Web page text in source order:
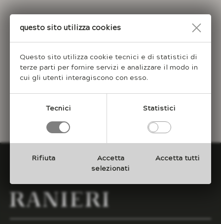
core tables
void tables
root planters
Chiedi un preventivo
nome
Questo sito utilizza cookies
Questo sito utilizza cookie tecnici e di statistici di
terze parti per fornire servizi e analizzare il modo in
cui gli utenti interagiscono con esso.
Tecnici Statistici
Rifiuta
Accetta
selezionati
Accetta tutti